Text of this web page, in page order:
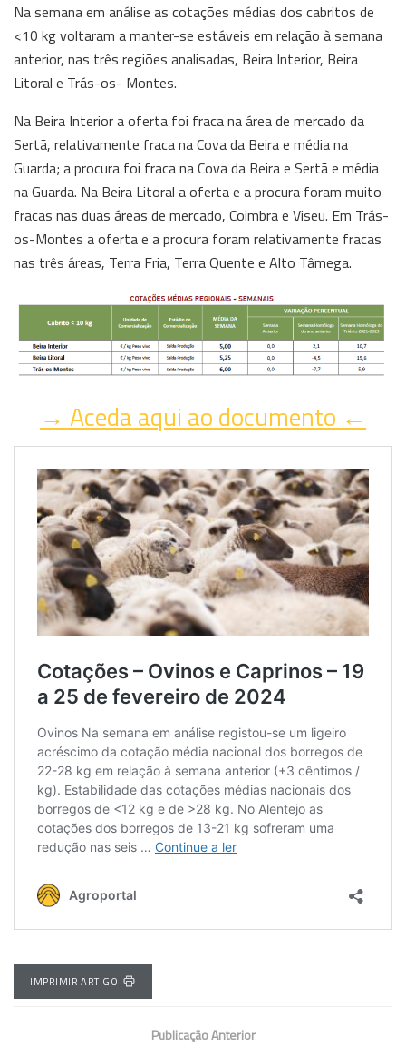
Na semana em análise as cotações médias dos cabritos de
<10 kg voltaram a manter-se estáveis em relação à semana
anterior, nas três regiões analisadas, Beira Interior, Beira
Litoral e Trás-os- Montes.
Na Beira Interior a oferta foi fraca na área de mercado da
Sertã, relativamente fraca na Cova da Beira e média na
Guarda; a procura foi fraca na Cova da Beira e Sertã e média
na Guarda. Na Beira Litoral a oferta e a procura foram muito
fracas nas duas áreas de mercado, Coimbra e Viseu. Em Trás-
os-Montes a oferta e a procura foram relativamente fracas
nas três áreas, Terra Fria, Terra Quente e Alto Tâmega.
→ Aceda aqui ao documento ←
IMPRIMIR ARTIGO
Publicação Anterior